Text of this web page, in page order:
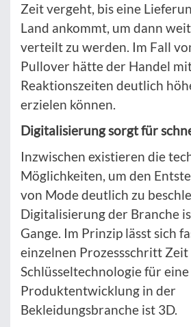
Zeit vergeht, bis eine
Land ankommt, um dann
verteilt zu werden. Im Fall
Pullover hätte der Handel
Reaktionszeiten deutlich
erzielen können.
Digitalisierung sorgt für
Inzwischen existieren die
Möglichkeiten, um den
von Mode deutlich zu
Digitalisierung der Branche
Gange. Im Prinzip lässt sich
einzelnen Prozessschritt Zeit
Schlüsseltechnologie für
Produktentwicklung in der
Bekleidungsbranche ist 3D.